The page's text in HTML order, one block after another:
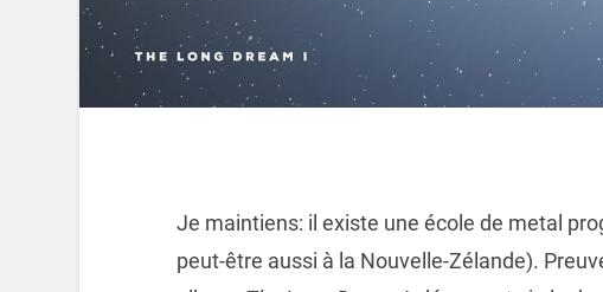
Je maintiens: il existe une école de metal
peut-être aussi à la Nouvelle-Zélande).